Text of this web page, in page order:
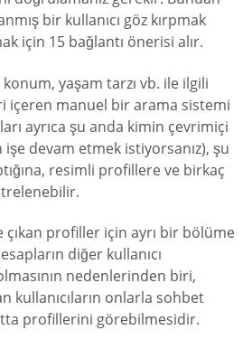
bir kullanıcı göz kırpmak
için 15 bağlantı önerisi alır.
yaşam tarzı vb. ile ilgili
içeren manuel bir arama sistemi
ayrıca şu anda kimin çevrimiçi
devam etmek istiyorsanız), şu
resimli profillere ve birkaç
çıkan profiller için ayrı bir bölüme
diğer kullanıcı
nedenlerinden biri,
kullanıcıların onlarla sohbet
profillerini görebilmesidir.